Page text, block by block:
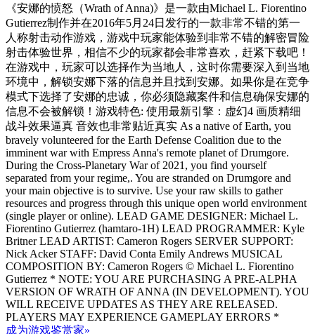
《安娜的愤怒（Wrath of Anna)》是一款由Michael L. Fiorentino
Gutierrez制作并在2016年5月24日发行的一款非常不错的第一
人称射击动作游戏，游戏中玩家能体验到非常不错的解密冒险
射击体验世界，相信不少的玩家都会非常喜欢，赶紧下载吧！
在游戏中，玩家可以选择作为当地人，这时你需要深入到当地
环境中，解锁安娜下落的信息并且找到安娜。如果你是在竞争
模式下选择了安娜的忠诚，你必须隐藏案件和信息确保安娜的
信息不会被解锁！游戏特色: 使用最新引擎：虚幻4 画质精细
战斗效果逼真 音效也非常贴近真实 As a native of Earth, you
bravely volunteered for the Earth Defense Coalition due to the
imminent war with Empress Anna's remote planet of Drumgore.
During the Cross-Planetary War of 2021, you find yourself
separated from your regime,. You are stranded on Drumgore and
your main objective is to survive. Use your raw skills to gather
resources and progress through this unique open world environment
(single player or online). LEAD GAME DESIGNER: Michael L.
Fiorentino Gutierrez (hamtaro-1H) LEAD PROGRAMMER: Kyle
Britner LEAD ARTIST: Cameron Rogers SERVER SUPPORT:
Nick Acker STAFF: David Conta Emily Andrews MUSICAL
COMPOSITION BY: Cameron Rogers © Michael L. Fiorentino
Gutierrez * NOTE: YOU ARE PURCHASING A PRE-ALPHA
VERSION OF WRATH OF ANNA (IN DEVELOPMENT). YOU
WILL RECEIVE UPDATES AS THEY ARE RELEASED.
PLAYERS MAY EXPERIENCE GAMEPLAY ERRORS *
成为游戏鉴赏家»